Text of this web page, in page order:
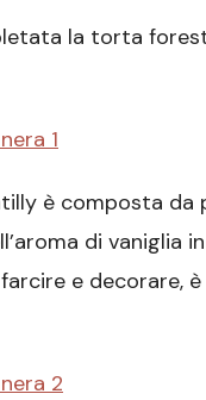
la torta
è composta da
di vaniglia
e decorare,